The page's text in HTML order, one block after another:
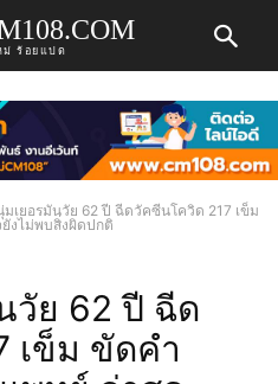
ม่ ร้อยแปด
มเยอรมันวัย 62 ปี ฉีดวัคซีนโควิด 217 เข็ม
งไม่พบสิ่งผิดปกติ
วัย 62 ปี ฉีด
เข็ม ขัดคำ